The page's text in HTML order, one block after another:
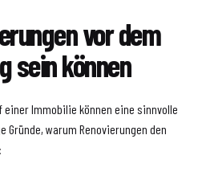
vor dem
sein können
einer Immobilie können eine sinnvolle
warum Renovierungen den